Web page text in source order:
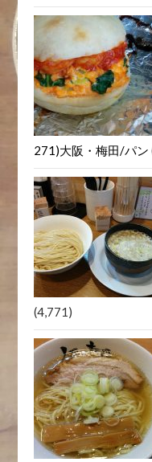
271)大阪・梅田/パン
(4,771)